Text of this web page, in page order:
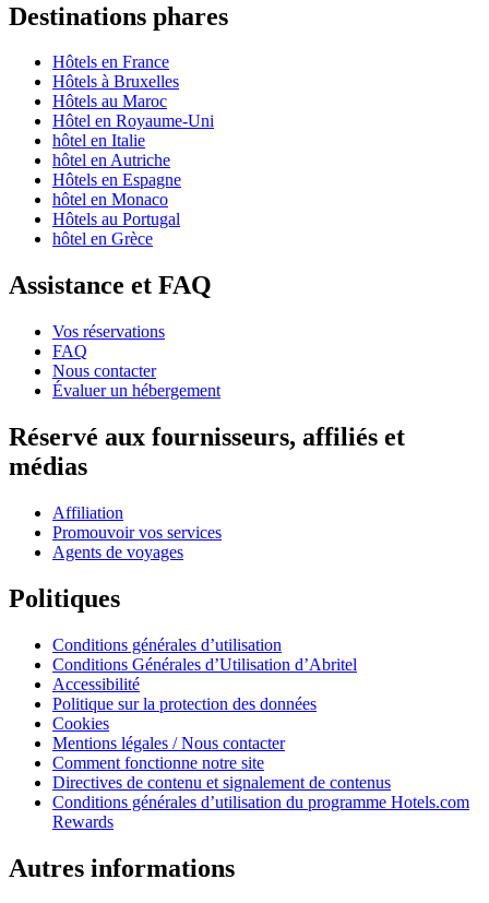
Destinations phares
Hôtels en France
Hôtels à Bruxelles
Hôtels au Maroc
Hôtel en Royaume-Uni
hôtel en Italie
hôtel en Autriche
Hôtels en Espagne
hôtel en Monaco
Hôtels au Portugal
hôtel en Grèce
Assistance et FAQ
Vos réservations
FAQ
Nous contacter
Évaluer un hébergement
Réservé aux fournisseurs, affiliés et
médias
Affiliation
Promouvoir vos services
Agents de voyages
Politiques
Conditions générales d’utilisation
Conditions Générales d’Utilisation d’Abritel
Accessibilité
Politique sur la protection des données
Cookies
Mentions légales / Nous contacter
Comment fonctionne notre site
Directives de contenu et signalement de contenus
Conditions générales d’utilisation du programme Hotels.com
Rewards
Autres informations